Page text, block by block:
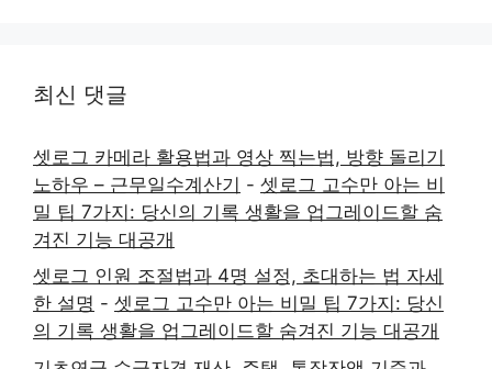
최신 댓글
셋로그 카메라 활용법과 영상 찍는법, 방향 돌리기
노하우 – 근무일수계산기 - 셋로그 고수만 아는 비
밀 팁 7가지: 당신의 기록 생활을 업그레이드할 숨
겨진 기능 대공개
셋로그 인원 조절법과 4명 설정, 초대하는 법 자세
한 설명 - 셋로그 고수만 아는 비밀 팁 7가지: 당신
의 기록 생활을 업그레이드할 숨겨진 기능 대공개